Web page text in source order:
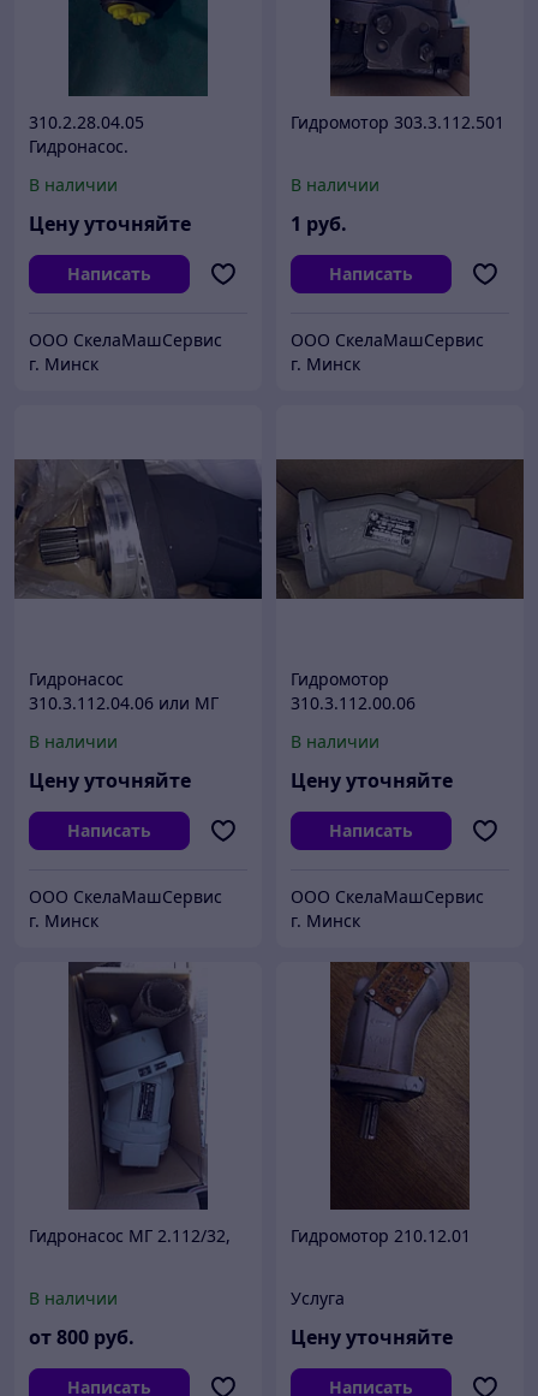
310.2.28.04.05
Гидронасос.
В наличии
Цену уточняйте
Написать
ООО СкелаМашСервис
г. Минск
Гидромотор 303.3.112.501
В наличии
1 руб.
Написать
ООО СкелаМашСервис
г. Минск
Гидронасос
310.3.112.04.06 или МГ
В наличии
Цену уточняйте
Написать
ООО СкелаМашСервис
г. Минск
Гидромотор
310.3.112.00.06
В наличии
Цену уточняйте
Написать
ООО СкелаМашСервис
г. Минск
Гидронасос МГ 2.112/32,
В наличии
от800 руб.
Написать
Гидромотор 210.12.01
Услуга
Цену уточняйте
Написать